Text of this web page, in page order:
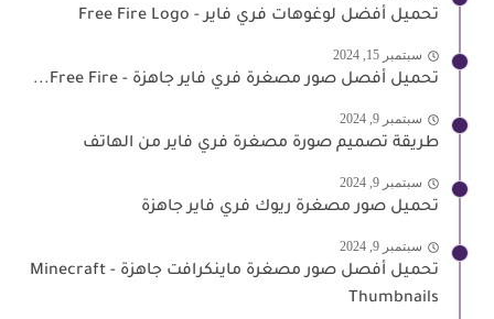
تحميل أفضل لوغوهات فري فاير - Free Fire Logo
سبتمبر 15, 2024
تحميل أفصل صور مصغرة فري فاير جاهزة - Free Fire...
سبتمبر 9, 2024
طريقة تصميم صورة مصغرة فري فاير من الهاتف
سبتمبر 9, 2024
تحميل صور مصغرة ريوك فري فاير جاهزة
سبتمبر 9, 2024
تحميل أفصل صور مصغرة ماينكرافت جاهزة - Minecraft
Thumbnails